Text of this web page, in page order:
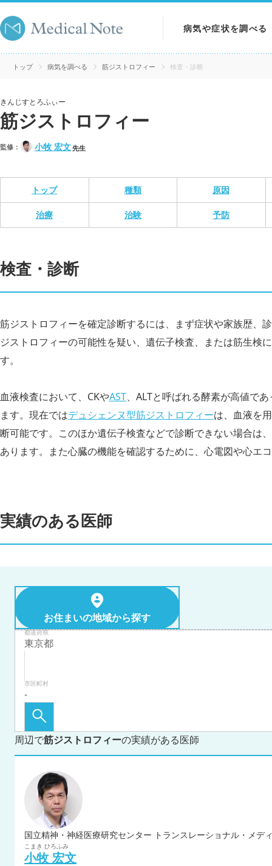
病気や症状を調べる
病気を調べる
トップ 病気を調べる 筋ジストロフィー 検査・診断
きんじすとろふぃー
筋ジストロフィー
監修： 小牧 宏文先生
トップ 種類 原因
治療 治験 予防
検査・診断
筋ジストロフィーを確定診断するには、まず症状や家族歴、
ジストロフィーの可能性を疑い、遺伝子検査、または筋生検
す。
血液検査において、CKやAST、ALTと呼ばれる酵素が高値で
ます。現在ではデュシェンヌ型筋ジストロフィーは、血液を
断可能です。このほか遺伝子検査などで診断できない場合は
あります。また心臓の機能を確認するために、心電図や心エ
実績のある医師
お住まいの地域から探す
都道府県
市区町村
周辺で筋ジストロフィーの実績がある医師
こまき ひろふみ
小牧 宏文